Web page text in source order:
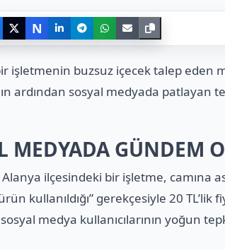
N
işletmenin buzsuz içecek talep eden
ardından sosyal medyada patlayan
MEDYADA GÜNDEM
Alanya ilçesindeki bir işletme, camına
kullanıldığı” gerekçesiyle 20 TL’lik
medya kullanıcılarının yoğun